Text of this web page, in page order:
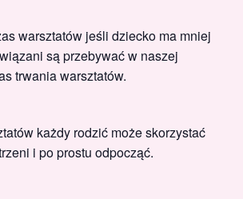
warsztatów jeśli dziecko ma mniej
są przebywać w naszej
trwania warsztatów.
każdy rodzić może skorzystać
i po prostu odpocząć.